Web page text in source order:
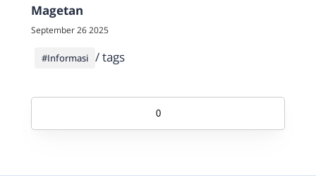
Magetan
September 26 2025
/ tags
#Informasi
0